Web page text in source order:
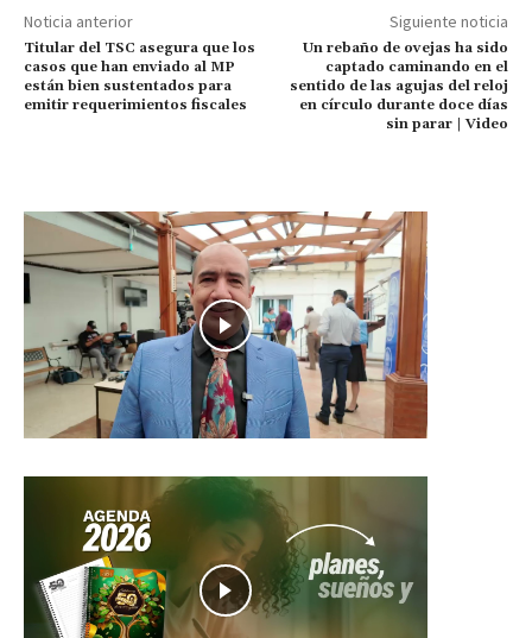
Noticia anterior
Titular del TSC asegura que los
casos que han enviado al MP
están bien sustentados para
emitir requerimientos fiscales
Siguiente noticia
Un rebaño de ovejas ha sido
captado caminando en el
sentido de las agujas del reloj
en círculo durante doce días
sin parar | Video